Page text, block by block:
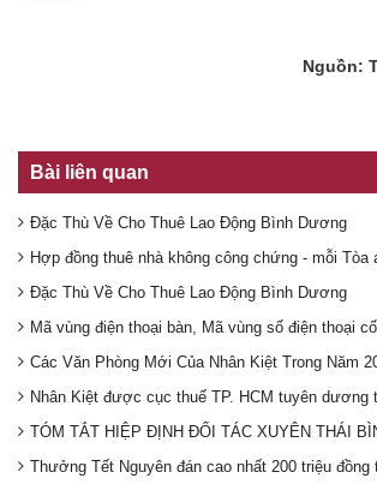
Nguồn:
Bài liên quan
Đặc Thù Về Cho Thuê Lao Động Bình Dương
Đặc Thù Về Cho Thuê Lao Động Bình Dương
Các Văn Phòng Mới Của Nhân Kiệt Trong Năm
TÓM TẮT HIỆP ĐỊNH ĐỐI TÁC XUYÊN THÁI
Thưởng Tết Nguyên đán cao nhất 200 triệu đồng